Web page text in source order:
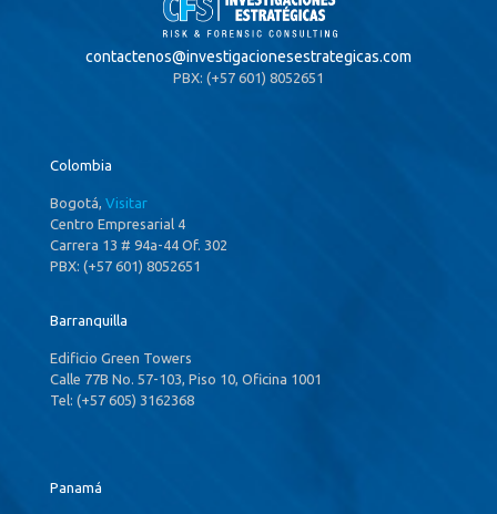
contactenos@investigacionesestrategicas.com
PBX: (+57 601) 8052651
Colombia
Bogotá, Visitar
Centro Empresarial 4
Carrera 13 # 94a-44 Of. 302
PBX: (+57 601) 8052651
Barranquilla
Edificio Green Towers
Calle 77B No. 57-103, Piso 10, Oficina 1001
Tel: (+57 605) 3162368
Panamá